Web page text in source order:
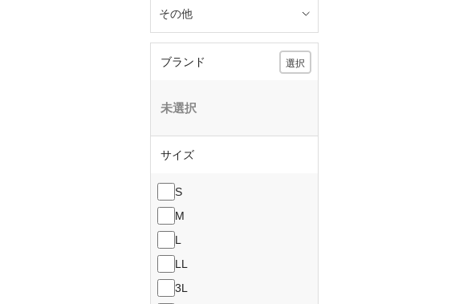
その他
ブランド 選択
未選択
サイズ
S
M
L
LL
3L